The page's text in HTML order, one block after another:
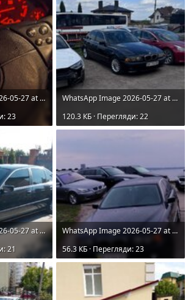
WhatsApp Image 2026-05-27 at 16.43.04.jpeg
23
WhatsApp Image 2026-05-27 at 16.21.56.jpeg
120.3 КБ · Перегляди: 22
WhatsApp Image 2026-05-27 at 16.40.37.jpeg
21
WhatsApp Image 2026-05-27 at 16.40.37 (1).jpeg
56.3 КБ · Перегляди: 23